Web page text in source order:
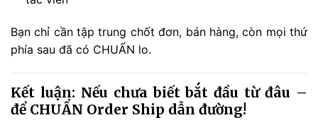
Bạn chỉ cần tập trung chốt đơn, bán hàng, còn mọi thứ
phía sau đã có CHUẨN lo.
Kết luận: Nếu chưa biết bắt đầu từ đâu –
để CHUẨN Order Ship dẫn đường!